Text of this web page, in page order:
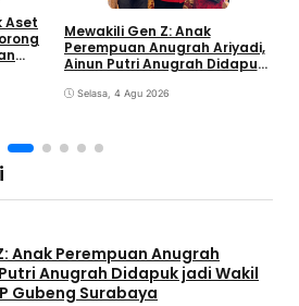
Aset
Mewakili Gen Z: Anak
Perempuan Anugrah Ariyadi,
Ainun Putri Anugrah Didapuk
Gubeng Surabaya
Selasa, 4 Agu 2026
Anak Perempuan Anugrah
Anugrah Didapuk jadi Wakil
Gubeng Surabaya